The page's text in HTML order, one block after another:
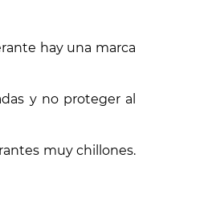
hay una marca
y no proteger al
muy chillones.